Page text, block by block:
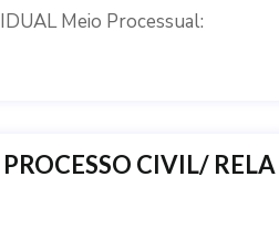
Meio Processual:
CIVIL/ RELA